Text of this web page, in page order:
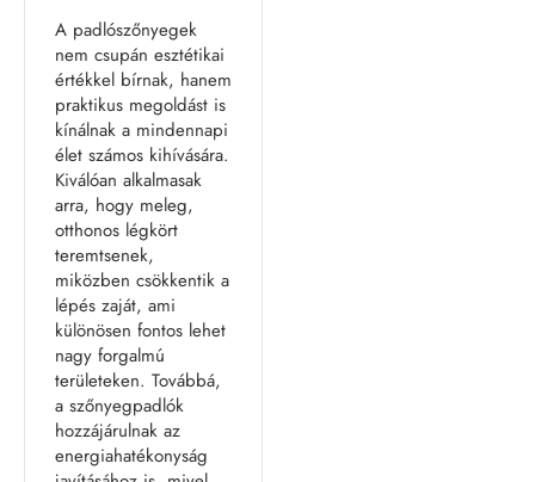
A padlószőnyegek
nem csupán esztétikai
értékkel bírnak, hanem
praktikus megoldást is
kínálnak a mindennapi
élet számos kihívására.
Kiválóan alkalmasak
arra, hogy meleg,
otthonos légkört
teremtsenek,
miközben csökkentik a
lépés zaját, ami
különösen fontos lehet
nagy forgalmú
területeken. Továbbá,
a szőnyegpadlók
hozzájárulnak az
energiahatékonyság